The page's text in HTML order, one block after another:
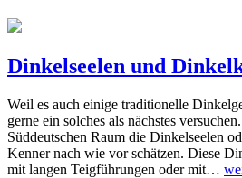
Dinkelseelen und
Weil es auch einige traditionelle
gerne ein solches als nächstes
Süddeutschen Raum die Dinkelseelen
Kenner nach wie vor schätzen. Diese
mit langen Teigführungen oder mit…